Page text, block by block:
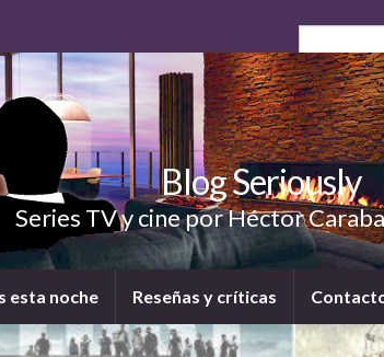
Blog Seriously
Series TV y cine por Héctor
esta noche Reseñas y críticas